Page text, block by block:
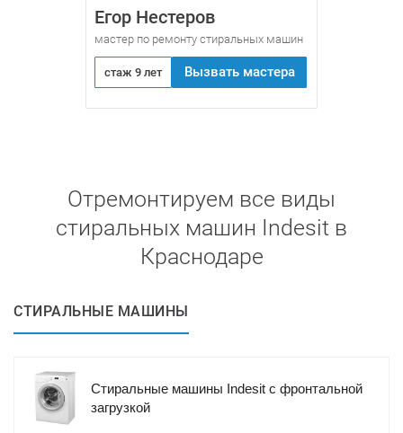
Егор Нестеров
мастер по ремонту стиральных машин
стаж 9 лет Вызвать мастера
Отремонтируем все виды
стиральных машин Indesit в
Краснодаре
СТИРАЛЬНЫЕ МАШИНЫ
Стиральные машины Indesit с фронтальной
загрузкой